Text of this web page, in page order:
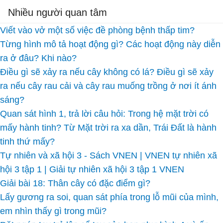
Nhiều người quan tâm
Viết vào vở một số việc đề phòng bệnh thấp tim?
Từng hình mô tả hoạt động gì? Các hoạt động này diễn
ra ở đâu? Khi nào?
Điều gì sẽ xảy ra nếu cây không có lá? Điều gì sẽ xảy
ra nếu cây rau cải và cây rau muống trồng ở nơi ít ánh
sáng?
Quan sát hình 1, trả lời câu hỏi: Trong hệ mặt trời có
mấy hành tinh? Từ Mặt trời ra xa dần, Trái Đất là hành
tinh thứ mấy?
Tự nhiên và xã hội 3 - Sách VNEN | VNEN tự nhiên xã
hội 3 tập 1 | Giải tự nhiên xã hội 3 tập 1 VNEN
Giải bài 18: Thân cây có đặc điểm gì?
Lấy gương ra soi, quan sát phía trong lỗ mũi của mình,
em nhìn thấy gì trong mũi?